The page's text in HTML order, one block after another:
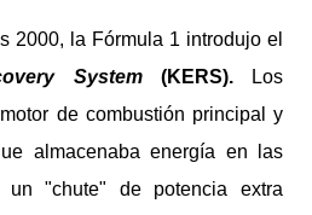
2000, la Fórmula 1 introdujo el
System(KERS).Los
de combustión principal y
almacenaba energía en las
un "chute" de potencia extra